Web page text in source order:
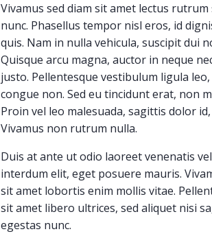
Vivamus sed diam sit amet lectus
nunc. Phasellus tempor nisl eros, id
quis. Nam in nulla vehicula, suscipit dui
Quisque arcu magna, auctor in neque
justo. Pellentesque vestibulum ligula
congue non. Sed eu tincidunt erat, non
Proin vel leo malesuada, sagittis dolor
Vivamus non rutrum nulla.
Duis at ante ut odio laoreet venenatis
interdum elit, eget posuere mauris.
sit amet lobortis enim mollis vitae.
sit amet libero ultrices, sed aliquet nisi
egestas nunc.